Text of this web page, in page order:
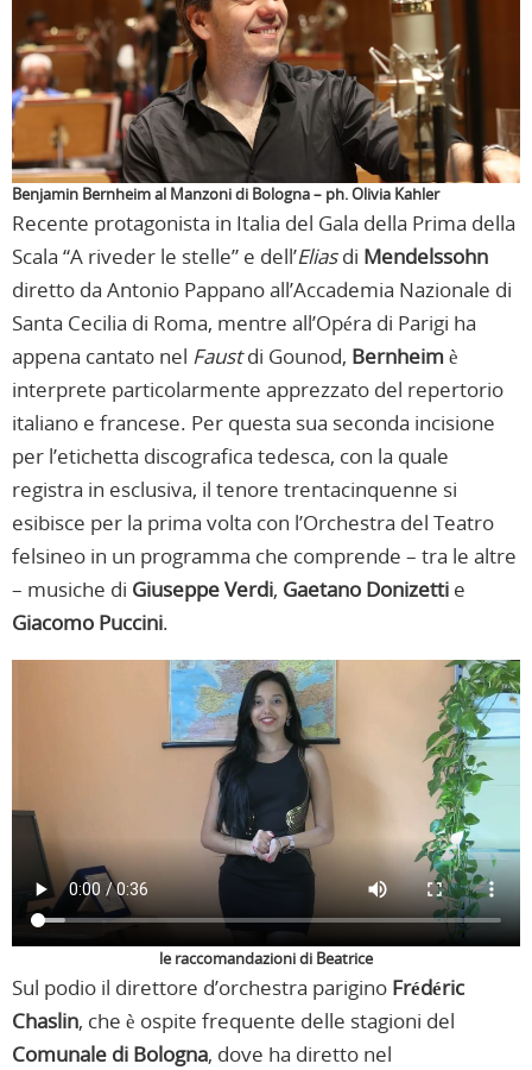
Benjamin Bernheim al Manzoni di Bologna – ph. Olivia Kahler
Recente protagonista in Italia del Gala della Prima della
Scala “A riveder le stelle” e dell’Eliasdi Mendelssohn
diretto da Antonio Pappano all’Accademia Nazionale di
Santa Cecilia di Roma, mentre all’Opéra di Parigi ha
appena cantato nel Faustdi Gounod, Bernheimè
interprete particolarmente apprezzato del repertorio
italiano e francese. Per questa sua seconda incisione
per l’etichetta discografica tedesca, con la quale
registra in esclusiva, il tenore trentacinquenne si
esibisce per la prima volta con l’Orchestra del Teatro
felsineo in un programma che comprende – tra le altre
– musiche di Giuseppe Verdi, Gaetano Donizetti e
Giacomo Puccini.
le raccomandazioni di Beatrice
Sul podio il direttore d’orchestra parigino Frédéric
Chaslin, che è ospite frequente delle stagioni del
Comunale di Bologna, dove ha diretto nel